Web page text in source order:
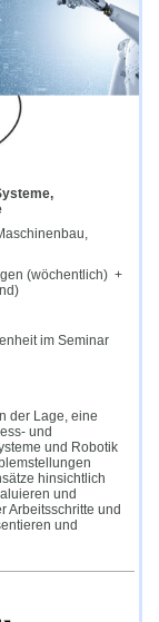
(wöchentlich) +
im Seminar
der Lage, eine
und
und Robotik
hinsichtlich
und
Arbeitsschritte und
und